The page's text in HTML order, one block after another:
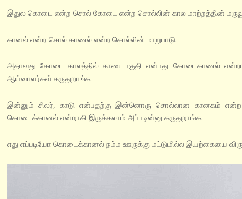
இதுல கொடை என்ற சொல் கோடை என்ற சொல்லின் கால மாற்றத்தின்
கானல் என்ற சொல் காணல் என்ற சொல்லின் மாறுபாடு.
அதாவது கோடை காலத்தில் காண பகுதி என்பது கோடைகாணல்
ஆய்வாளர்கள் கருதுறாங்க.
இன்னும் சிலர், காடு என்பதற்கு இன்னொரு சொல்லான கானகம்
கொடைக்கானல் என்றாகி இருக்கலாம் அப்படின்னு கருதுறாங்க.
எது எப்படியோ கொடைக்கானல் நம்ம ஊருக்கு மட்டுமில்ல இயற்கையை